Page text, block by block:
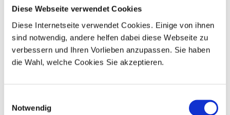
Diese Webseite verwendet Cookies
Diese Internetseite verwendet Cookies. Einige von ihnen
sind notwendig, andere helfen dabei diese Webseite zu
verbessern und Ihren Vorlieben anzupassen. Sie haben
die Wahl, welche Cookies Sie akzeptieren.
Notwendig
Nos plantes d'aloe vera prospèrent enculture mixte sur un sol
cette région permettent à un gel de viscosité spéciale de se